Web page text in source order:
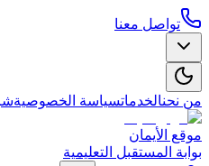
تواصل معنا
من نحنالخدماتسياسة الخصوصية
موقع الأيمان
بوابة المستقبل التعليمية